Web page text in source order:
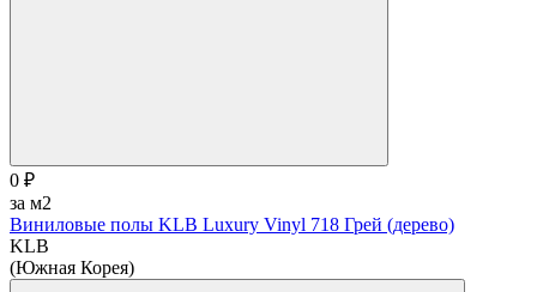
0 ₽
за м2
Виниловые полы KLB Luxury Vinyl 718 Грей (дерево)
KLB
(Южная Корея)